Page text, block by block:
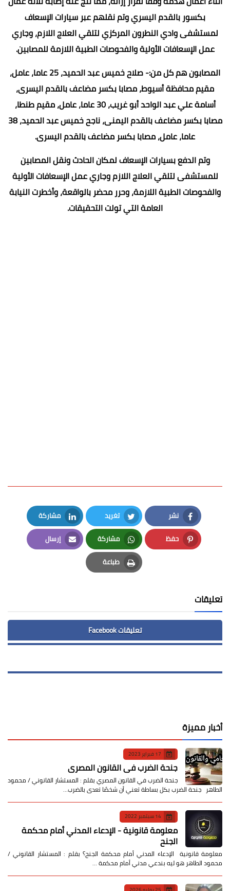
بكسور بالقدم اليسري وتم نقلهم عبر سيارات الإسعاف
لمستشفى وادي النطرون المركزي لتلقي العلاج اللازم، وجاري
عمل الإسعافات الأولية والفحوصات الطبية اللازمة للمصابين.
المصابون هم كل من:- صلاح خميس عبد الحميد، 25 عاما، عامل،
مقيم محافظة أسيوط، مصابا بكسر مضاعف بالقدم اليسرى،
أسامة علي عبد الواحد أبو غريب، 30 عاما، عامل، مقيم طنطا،
مصابا بكسر مضاعف بالقدم اليمنى، ناجح خميس عبد الحميد، 38
عاما، عامل، مصابا بكسر مضاعف بالقدم اليسرى.
وتم الدفع بسيارات الإسعاف لمكان الحادث ونقل المصابين
للمستشفى لتلقي العلاج اللازم وجاري عمل الإسعافات الأولية
والفحوصات الطبية اللازمة، وحرر محضر بالواقعة، وأخطرت النيابة
العامة التي تولت التحقيقات.
نشر
Facebook
تغريد
Twitter
مشاركة
LinkedIn
حفظ
Pinterest
مشاركة
Whatsapp
إرسال
Email
طباعة
Print
تعليقات
تعليقات Facebook
أخبار مميزة
17 فبراير 2023
جنحة الضرب في القانون المصري
جنحة الضرب في القانون المصري بقلم : المستشار القانوني / محمود
الطاهر جنحة الضرب بكل بساطة تعني أن شخصًا تعدى بالضرب…
14 سبتمبر 2022
معلومة قانونية - الإدعاء المدني أمام محكمة
الجنح
معلومة قانونية الإدعاء المدني أمام محكمة الجنح؟ بقلم : المستشار القانوني /
محمود الطاهر هو ليه بندعي مدني أمام محكمة …